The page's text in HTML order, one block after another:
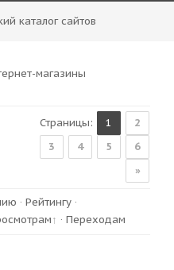
каталог сайтов
магазины
Страницы: 1
2
3
4 5
6
»
· Рейтингу ·
· Переходам